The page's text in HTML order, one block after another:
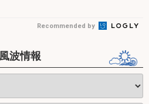
Recommended by
波情報